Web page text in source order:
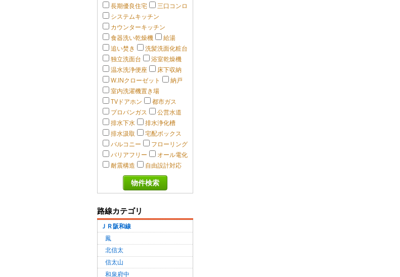
長期優良住宅
三口コンロ
システムキッチン
カウンターキッチン
食器洗い乾燥機
給湯
追い焚き
洗髪洗面化粧台
独立洗面台
浴室乾燥機
温水洗浄便座
床下収納
W.INクローゼット
納戸
室内洗濯機置き場
TVドアホン
都市ガス
プロパンガス
公営水道
排水下水
排水浄化槽
排水汲取
宅配ボックス
バルコニー
フローリング
バリアフリー
オール電化
耐震構造
自由設計対応
路線カテゴリ
ＪＲ阪和線
鳳
北信太
信太山
和泉府中